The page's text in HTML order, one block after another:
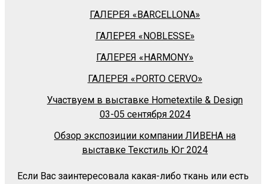
ГАЛЕРЕЯ «BARСELLONA»
ГАЛЕРЕЯ «NOBLESSE»
ГАЛЕРЕЯ «HARMONY»
ГАЛЕРЕЯ «PORTO CERVO»
Участвуем в выставке Hometextile & Design
03-05 сентября 2024
Обзор экспозиции компании ЛИВЕНА на
выставке Текстиль Юг 2024
Если Вас заинтересовала какая-либо ткань или есть